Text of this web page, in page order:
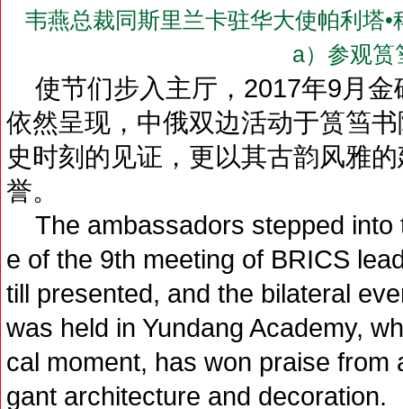
韦燕总裁同斯里兰卡驻华大使帕利塔
a）参观筼
使节们步入主厅，2017年9月金
依然呈现，中俄双边活动于筼筜
史时刻的见证，更以其古韵风雅
誉。
The ambassadors stepped into
e of the 9th meeting of BRICS
till presented, and the bilateral
was held in Yundang Academy,
cal moment, has won praise
gant architecture and decoration.